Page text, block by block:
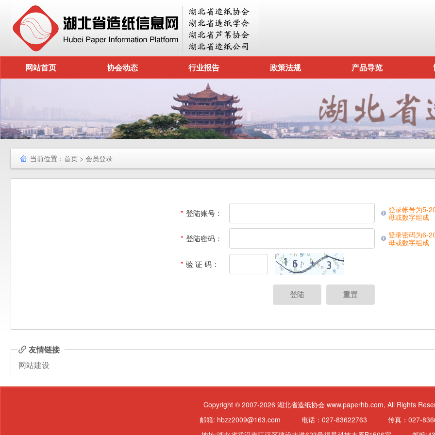
网站首页 协会动态 行业报告 政策法规 产品导览
当前位置： 首页 > 会员登录
* 登陆账号：
登录帐号为5-
母或数字组成
* 登陆密码：
登录密码为6-
母或数字组成
* 验 证 码：
友情链接
网站建设
Copyright © 2007-2026 湖北省造纸协会 www.paperhb.com, All Rights
邮箱: hbzz2009@163.com
电话：027-83622763
传真：027-